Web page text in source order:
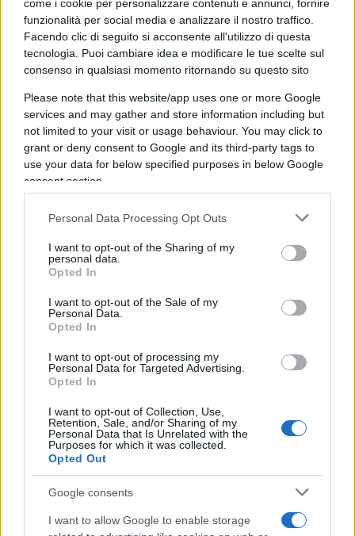
come i cookie per personalizzare contenuti e annunci, fornire
funzionalità per social media e analizzare il nostro traffico.
Facendo clic di seguito si acconsente all'utilizzo di questa
tecnologia. Puoi cambiare idea e modificare le tue scelte sul
consenso in qualsiasi momento ritornando su questo sito
Please note that this website/app uses one or more Google
services and may gather and store information including but
not limited to your visit or usage behaviour. You may click to
grant or deny consent to Google and its third-party tags to
use your data for below specified purposes in below Google
consent section.
Personal Data Processing Opt Outs
I want to opt-out of the Sharing of my
personal data.
Opted In
I want to opt-out of the Sale of my
Personal Data.
Opted In
I want to opt-out of processing my
Personal Data for Targeted Advertising.
Opted In
I want to opt-out of Collection, Use,
Retention, Sale, and/or Sharing of my
Personal Data that Is Unrelated with the
Purposes for which it was collected.
Opted Out
Google consents
I want to allow Google to enable storage
Leggi anche:
Putin non vuole la pace
Nuove sanzioni
Con il 19° pacchetto disanzioni, atteso entro le
prossime due settimane l’UE aumenterà le navi
anticipa il divieto di importazione di gas naturale
liquefatto (GNL) russo al 2027 e vieterà
completamente l’acquisto di gas russo, anche via
saranno validi fino a giugno 2026, quelli a lungo
termine fino al gennaio 2028.
Il punto più importante
La UE valuta l’uso di 300 miliardi di euro dibeni
russi congelati, presso Euroclear in Belgio, per
finanziare un prestito a Kyiv, rimborsabile
successivamente, solo se la Russia pagherà i
danni di guerra.